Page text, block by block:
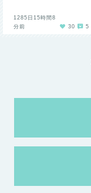
1285日15時間8
分前
30 5